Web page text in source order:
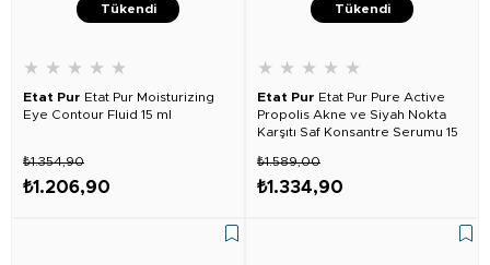
Tükendi
★ ★ ★ ★ ★
Etat Pur Etat Pur Moisturizing
Eye Contour Fluid 15 ml
₺1.206,90
₺1.354,90
Tükendi
★ ★ ★ ★ ★
Etat Pur Etat Pur Pure Active
Propolis Akne ve Siyah Nokta
Karşıtı Saf Konsantre Serumu 15
₺1.334,90
₺1.589,00